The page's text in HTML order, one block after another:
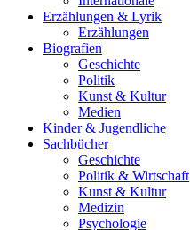
Erzählungen & Lyrik
Erzählungen
Biografien
Geschichte
Politik
Kunst & Kultur
Medien
Kinder & Jugendliche
Sachbücher
Geschichte
Politik & Wirtschaft
Kunst & Kultur
Medizin
Psychologie